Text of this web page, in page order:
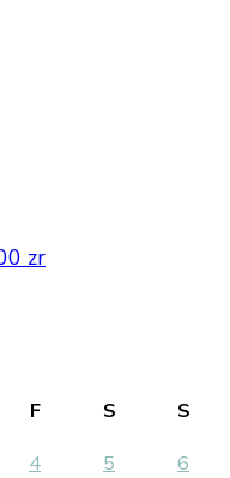
F S
S
4 5
6